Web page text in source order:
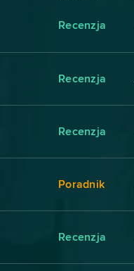
Recenzja
Recenzja
Recenzja
Poradnik
Recenzja